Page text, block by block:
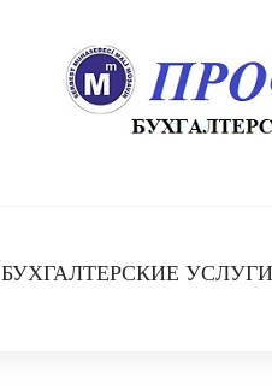
БУХГАЛТЕРСКИЕ